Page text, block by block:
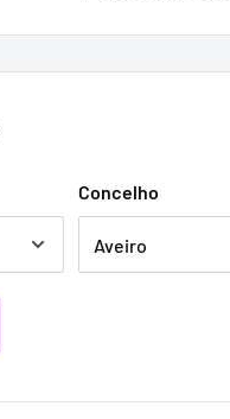
Concelho